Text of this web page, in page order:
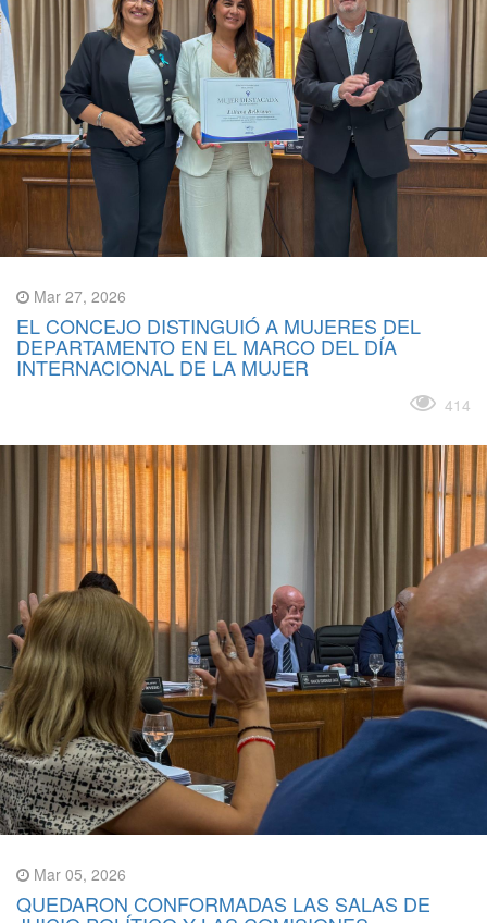
Mar 27, 2026
EL CONCEJO DISTINGUIÓ A MUJERES DEL
DEPARTAMENTO EN EL MARCO DEL DÍA
INTERNACIONAL DE LA MUJER
414
Mar 05, 2026
QUEDARON CONFORMADAS LAS SALAS DE